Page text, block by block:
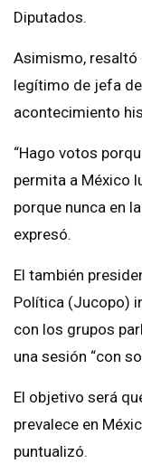
Diputados.
Asimismo, resaltó
legítimo de jefa
acontecimiento
“Hago votos
permita a México
porque nunca en
expresó.
El también
Política (Jucopo)
con los grupos
una sesión “con
El objetivo será
prevalece en
puntualizó.